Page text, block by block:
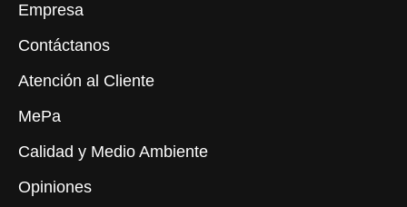
Empresa
Contáctanos
Atención al Cliente
MePa
Calidad y Medio Ambiente
Opiniones